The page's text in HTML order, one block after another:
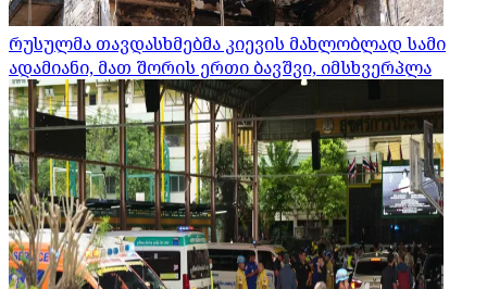
რუსულმა თავდასხმებმა კიევის მახლობლად სამი
ადამიანი, მათ შორის ერთი ბავშვი, იმსხვერპლა